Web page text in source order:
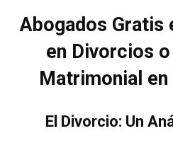
Abogados Gratis
en Divorcios
Matrimonial en
El Divorcio: Un